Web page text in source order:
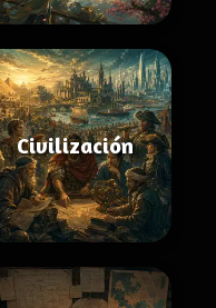
Civilización